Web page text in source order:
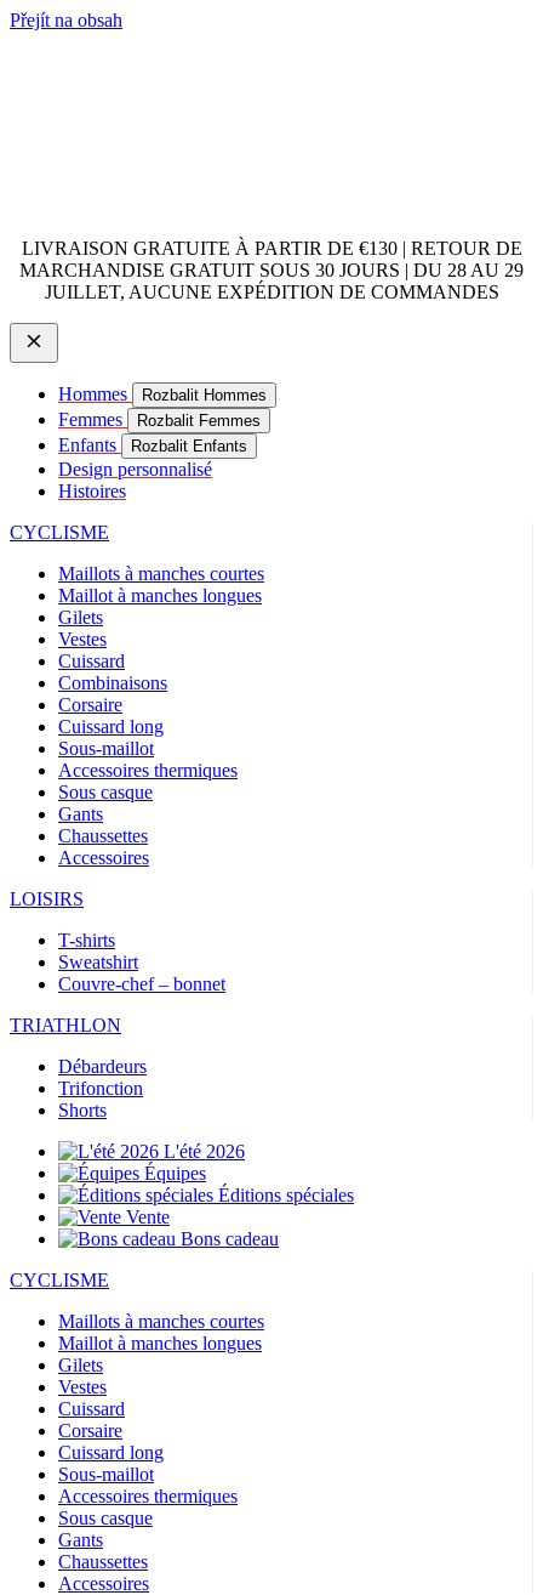
Přejít na obsah
LIVRAISON GRATUITE À PARTIR DE €130 | RETOUR DE
MARCHANDISE GRATUIT SOUS 30 JOURS | DU 28 AU 29
JUILLET, AUCUNE EXPÉDITION DE COMMANDES
Hommes Rozbalit Hommes
Femmes Rozbalit Femmes
Enfants Rozbalit Enfants
Design personnalisé
Histoires
CYCLISME
Maillots à manches courtes
Maillot à manches longues
Gilets
Vestes
Cuissard
Combinaisons
Corsaire
Cuissard long
Sous-maillot
Accessoires thermiques
Sous casque
Gants
Chaussettes
Accessoires
LOISIRS
T-shirts
Sweatshirt
Couvre-chef – bonnet
TRIATHLON
Débardeurs
Trifonction
Shorts
L'été 2026
Équipes
Éditions spéciales
Vente
Bons cadeau
CYCLISME
Maillots à manches courtes
Maillot à manches longues
Gilets
Vestes
Cuissard
Corsaire
Cuissard long
Sous-maillot
Accessoires thermiques
Sous casque
Gants
Chaussettes
Accessoires